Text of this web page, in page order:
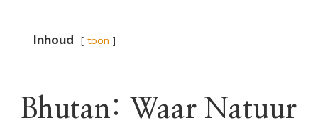
Inhoud toon
Bhutan: Waar Natuur